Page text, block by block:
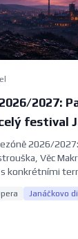
2027:
festival
2026/
Věc
konkrétními
Janáčkovo